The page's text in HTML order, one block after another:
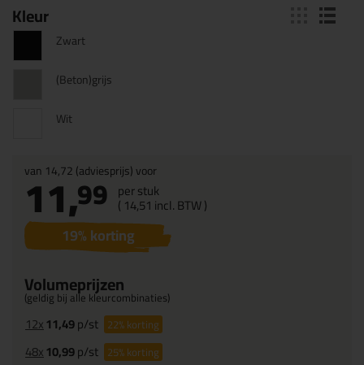
Kleur
Zwart
(Beton)grijs
Wit
van 14,72(adviesprijs) voor
11,99 per stuk
( 14,51 incl. BTW )
19% korting
Volumeprijzen
(geldig bij alle kleurcombinaties)
12x11,49p/st 22%korting
48x10,99p/st 25%korting